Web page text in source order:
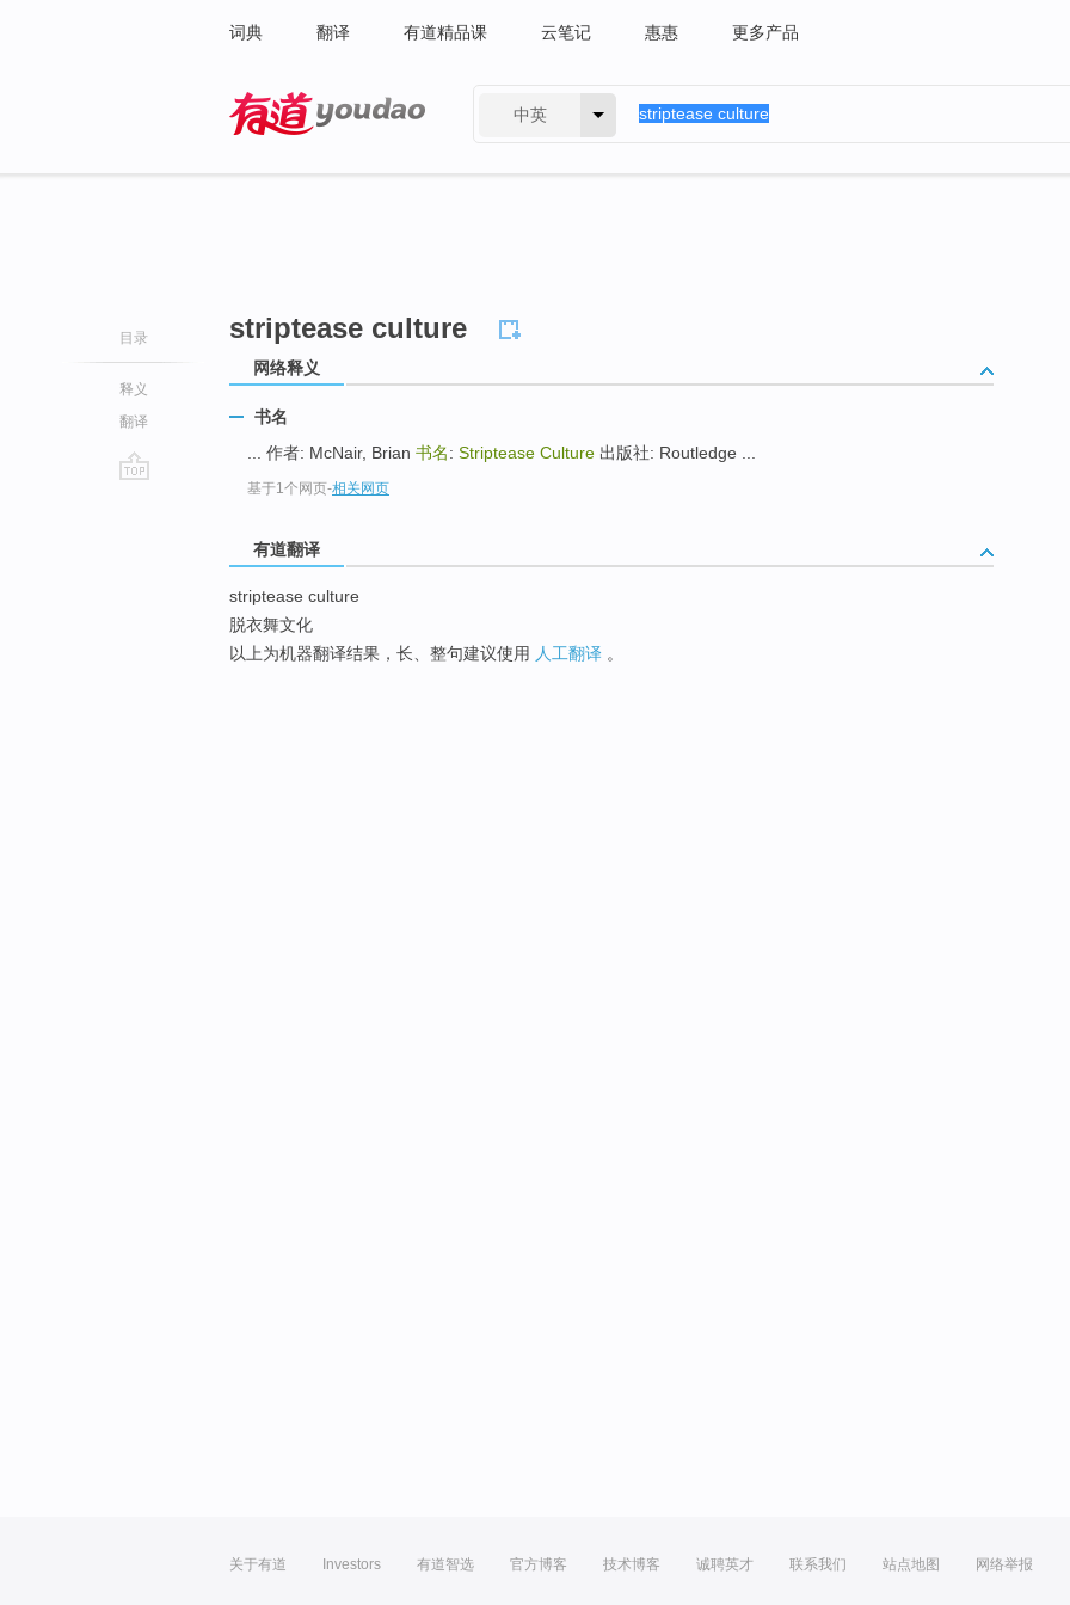
词典 翻译 有道精品课 云笔记 惠惠 更多产品
中英
目录
释义
翻译
striptease culture
网络释义
书名
... 作者: McNair, Brian 书名: Striptease Culture 出版社: Routledge ...
基于1个网页-相关网页
有道翻译
striptease culture
脱衣舞文化
以上为机器翻译结果，长、整句建议使用 人工翻译 。
关于有道 Investors 有道智选 官方博客 技术博客 诚聘英才 联系我们 站点地图 网络举报